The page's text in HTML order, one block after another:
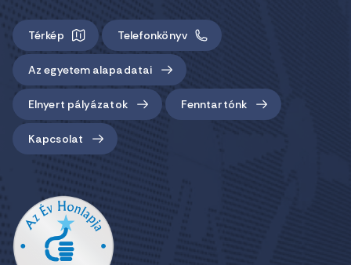
Térkép Telefonkönyv
Az egyetem alapadatai
Elnyert pályázatok Fenntartónk
Kapcsolat